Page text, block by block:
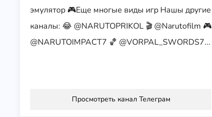
эмулятор 🎮Еще многые виды игр Нашы другие
каналы: 😂 @NARUTOPRIKOL 🎬 @Narutofilm 🎮
@NARUTOIMPACT7 🏀 @VORPAL_SWORDS7...
Просмотреть канал Телеграм